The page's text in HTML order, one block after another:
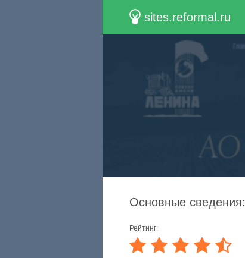
sites.reformal.ru
Основные сведения:
Рейтинг: